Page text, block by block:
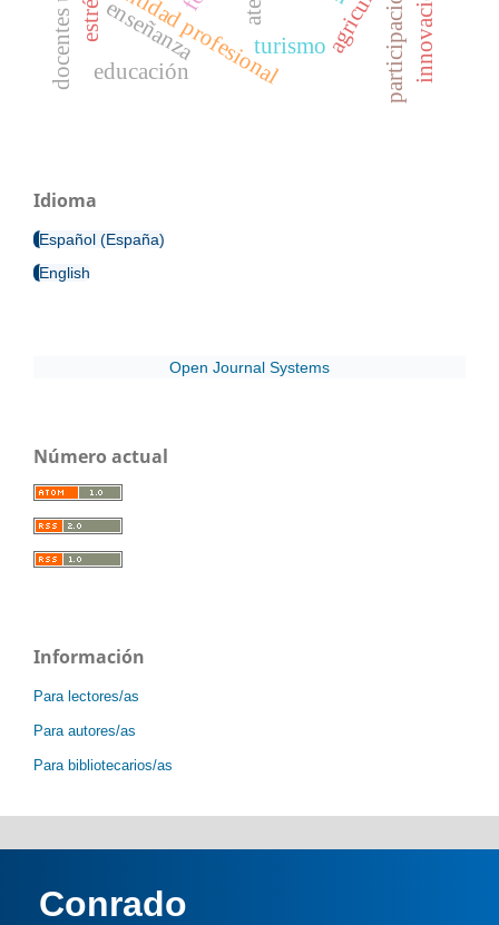
identidad profesional
enseñanza
estrés
turismo
educación participación
Idioma
Español (España)
English
Open Journal Systems
Número actual
Información
Para lectores/as
Para autores/as
Para bibliotecarios/as
Conrado